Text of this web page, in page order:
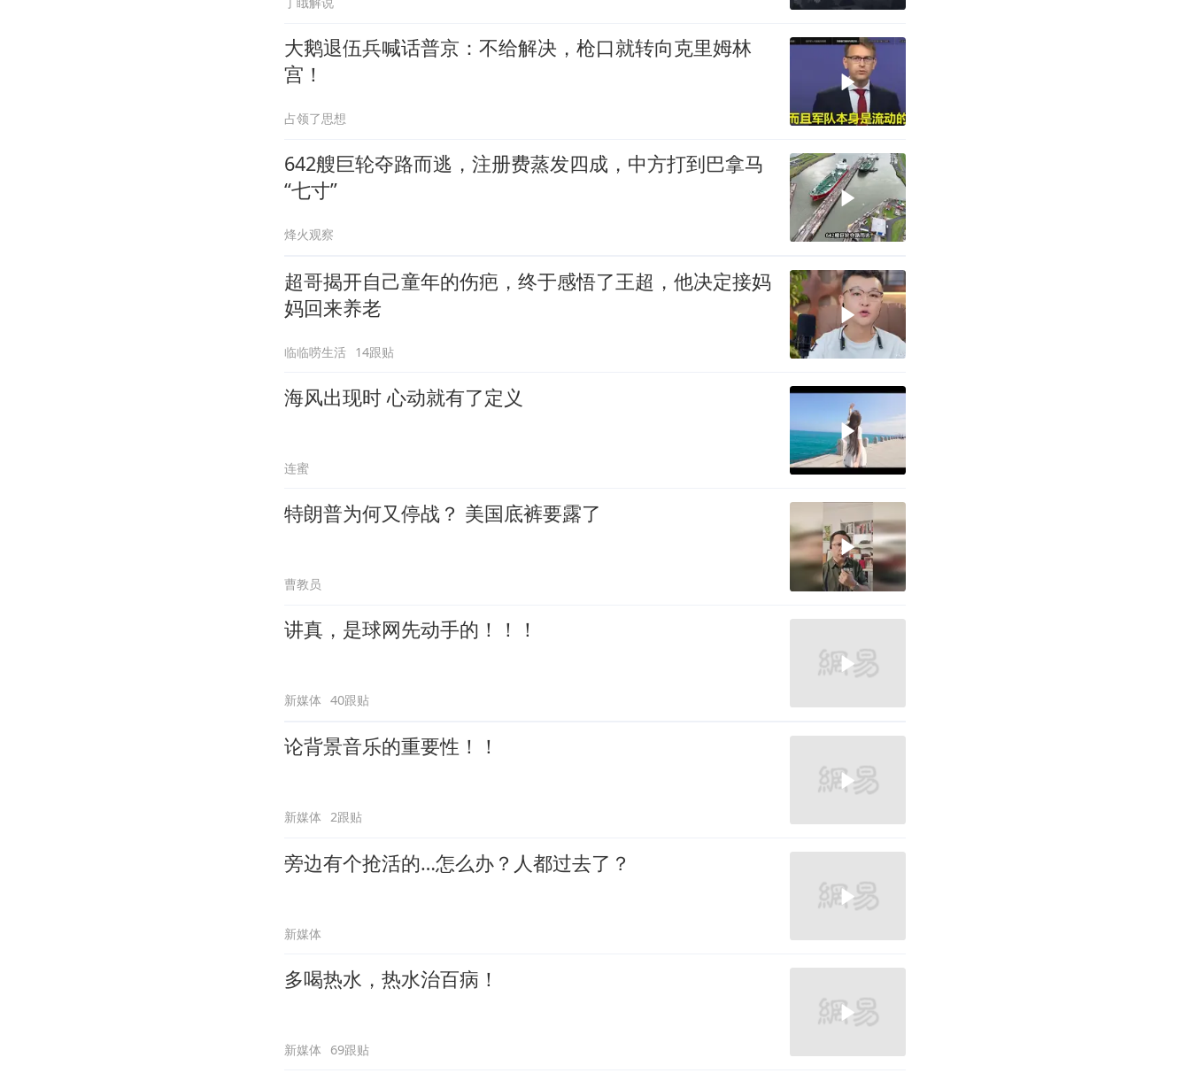
大鹅退伍兵喊话普京：不给解决，枪口就转向克里姆林
宫！
占领了思想
642艘巨轮夺路而逃，注册费蒸发四成，中方打到巴拿马
“七寸”
烽火观察
超哥揭开自己童年的伤疤，终于感悟了王超，他决定接妈
妈回来养老
临临唠生活 14跟贴
海风出现时 心动就有了定义
连蜜
特朗普为何又停战？ 美国底裤要露了
曹教员
讲真，是球网先动手的！！！
新媒体 40跟贴
论背景音乐的重要性！！
新媒体 2跟贴
旁边有个抢活的…怎么办？人都过去了？
新媒体
多喝热水，热水治百病！
新媒体 69跟贴